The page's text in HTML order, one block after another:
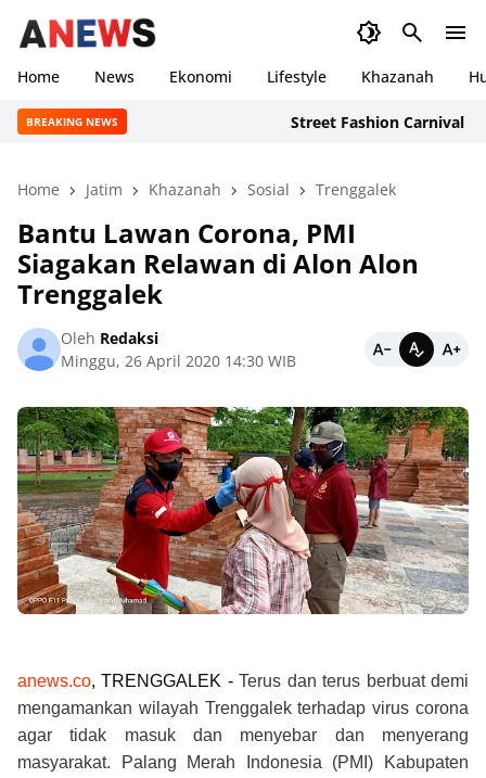
Home News Ekonomi Lifestyle Khazanah
BREAKING NEWS Street Fashion Carnival 2026:
Home Jatim Khazanah Sosial Trenggalek
Bantu Lawan Corona, PMI
Siagakan Relawan di Alon Alon
Trenggalek
Oleh Redaksi
Minggu, 26 April 2020 14:30 WIB
anews.co, TRENGGALEK -Terus dan terus berbuat demi
mengamankan wilayah Trenggalek terhadap virus corona
agar tidak masuk dan menyebar dan menyerang
masyarakat. Palang Merah Indonesia (PMI) Kabupaten